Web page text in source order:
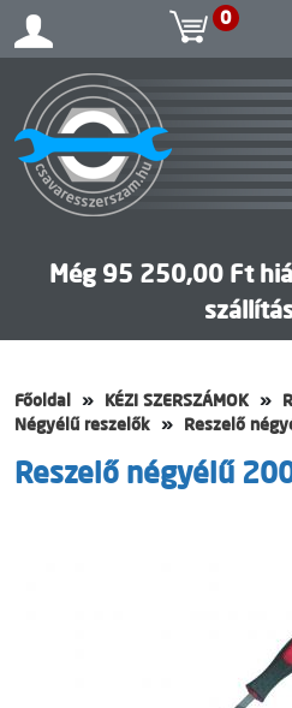
0
Még 95 250,00 Ft
Főoldal KÉZI SZERSZÁMOK
Négyélű reszelők
Reszelő
Reszelő négyélű